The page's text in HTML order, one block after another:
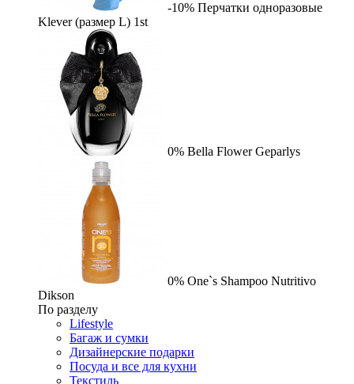
-10% Перчатки одноразовые
Klever (размер L) 1st
0% Bella Flower Geparlys
0% One`s Shampoo Nutritivo
Dikson
По разделу
Lifestyle
Багаж и сумки
Дизайнерские подарки
Посуда и все для кухни
Текстиль